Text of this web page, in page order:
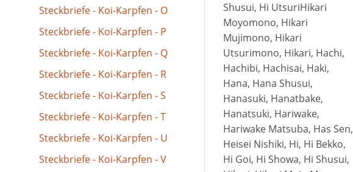
Steckbriefe - Koi-Karpfen - O
Steckbriefe - Koi-Karpfen - P
Steckbriefe - Koi-Karpfen - Q
Steckbriefe - Koi-Karpfen - R
Steckbriefe - Koi-Karpfen - S
Steckbriefe - Koi-Karpfen - T
Steckbriefe - Koi-Karpfen - U
Steckbriefe - Koi-Karpfen - V
Shusui, Hi UtsuriHikari
Moyomono, Hikari
Mujimono, Hikari
Utsurimono, Hikari, Hachi,
Hachibi, Hachisai, Haki,
Hana, Hana Shusui,
Hanasuki, Hanatbake,
Hanatsuki, Hariwake,
Hariwake Matsuba, Has Sen,
Heisei Nishiki, Hi, Hi Bekko,
Hi Goi, Hi Showa, Hi Shusui,